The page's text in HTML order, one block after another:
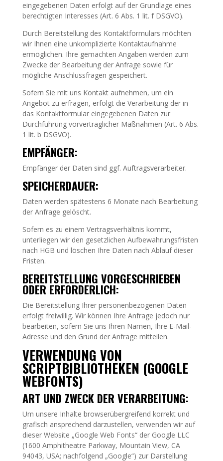
eingegebenen Daten erfolgt auf der Grundlage eines
berechtigten Interesses (Art. 6 Abs. 1 lit. f DSGVO).
Durch Bereitstellung des Kontaktformulars möchten
wir Ihnen eine unkomplizierte Kontaktaufnahme
ermöglichen. Ihre gemachten Angaben werden zum
Zwecke der Bearbeitung der Anfrage sowie für
mögliche Anschlussfragen gespeichert.
Sofern Sie mit uns Kontakt aufnehmen, um ein
Angebot zu erfragen, erfolgt die Verarbeitung der in
das Kontaktformular eingegebenen Daten zur
Durchführung vorvertraglicher Maßnahmen (Art. 6 Abs.
1 lit. b DSGVO).
EMPFÄNGER:
Empfänger der Daten sind ggf. Auftragsverarbeiter.
SPEICHERDAUER:
Daten werden spätestens 6 Monate nach Bearbeitung
der Anfrage gelöscht.
Sofern es zu einem Vertragsverhältnis kommt,
unterliegen wir den gesetzlichen Aufbewahrungsfristen
nach HGB und löschen Ihre Daten nach Ablauf dieser
Fristen.
BEREITSTELLUNG VORGESCHRIEBEN
ODER ERFORDERLICH:
Die Bereitstellung Ihrer personenbezogenen Daten
erfolgt freiwillig. Wir können Ihre Anfrage jedoch nur
bearbeiten, sofern Sie uns Ihren Namen, Ihre E-Mail-
Adresse und den Grund der Anfrage mitteilen.
VERWENDUNG VON
SCRIPTBIBLIOTHEKEN (GOOGLE
WEBFONTS)
ART UND ZWECK DER VERARBEITUNG:
Um unsere Inhalte browserübergreifend korrekt und
grafisch ansprechend darzustellen, verwenden wir auf
dieser Website „Google Web Fonts“ der Google LLC
(1600 Amphitheatre Parkway, Mountain View, CA
94043, USA; nachfolgend „Google“) zur Darstellung